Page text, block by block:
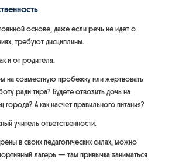
основе, даже если речь не идет о
требуют дисциплины.
и от родителя.
на совместную пробежку или жертвовать
ради тира? Будете отвозить дочь на
города? А как насчет правильного питания?
учитель ответственности.
в своих педагогических силах, можно
лагерь — там привычка заниматься